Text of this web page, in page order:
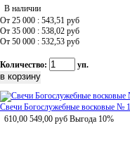
В наличии
От 25 000 : 543,51 руб
От 35 000 : 538,02 руб
От 50 000 : 532,53 руб
Количество: уп.
Свечи Богослужебные восковые №
610,00 549,00 руб Выгода 10%